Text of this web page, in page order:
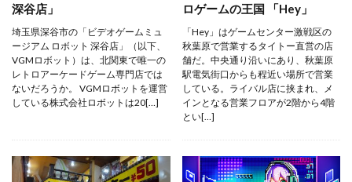
深谷店」
埼玉県深谷市の「ビデオゲームミュ
ージアム ロボット 深谷店」（以下、
VGMロボット）は、北関東で唯一の
レトロアーケードゲーム専門店では
ないだろうか。 VGMロボットを運営
している株式会社ロボットは20[…]
ロゲームの王国 「Hey」
「Hey」はゲームセンター激戦区の
秋葉原で営業するタイトー直営の店
舗だ。中央通り沿いにあり、秋葉原
駅電気街口からも程近い場所で営業
している。ライバル店に挟まれ、メ
インとなる営業フロアが2階から4階
とい[…]